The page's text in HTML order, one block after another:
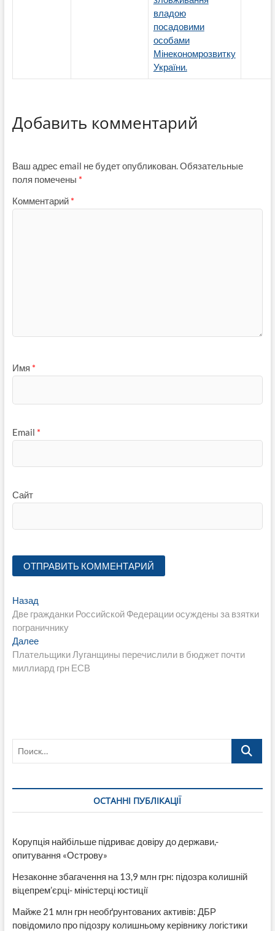
владою
посадовими
особами
Мінекономрозвитку
України.
Добавить комментарий
Ваш адрес email не будет опубликован.Обязательные
поля помечены *
Комментарий *
Имя *
Email *
Сайт
Навигация
по
записям
НазадПредыдущая
запись:
Две гражданки Российской Федерации осуждены за взятки
пограничнику
ДалееСледующая
запись:
Плательщики Луганщины перечислили в бюджет почти
миллиард грн ЕСВ
Поиск…
ОСТАННІ ПУБЛІКАЦІЇ
Корупція найбільше підриває довіру до держави,-
опитування «Острову»
Незаконне збагачення на 13,9 млн грн: підозра колишній
віцепрем’єрці- міністерці юстиції
Майже 21 млн грн необґрунтованих активів: ДБР
повідомило про підозру колишньому керівнику логістики